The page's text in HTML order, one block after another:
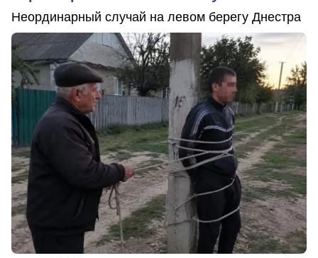
Неординарный случай на левом берегу Днестра